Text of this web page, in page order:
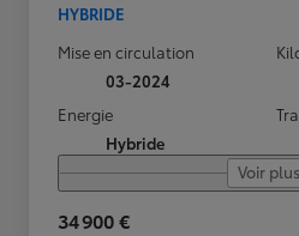
HYBRIDE
Mise en circulation
03-2024
Energie
Hybride
Voir plus
34 900 €